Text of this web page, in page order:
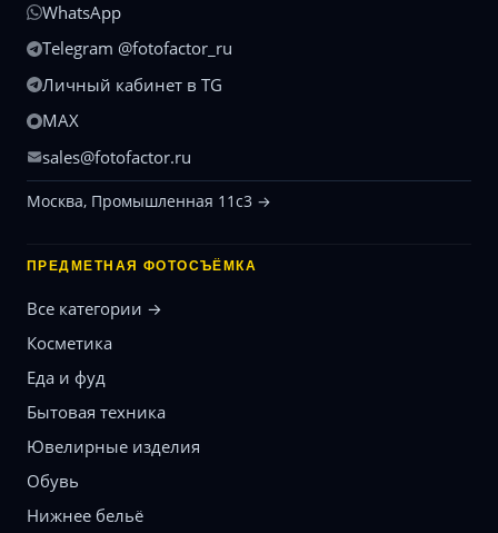
WhatsApp
Telegram @fotofactor_ru
Личный кабинет в TG
MAX
sales@fotofactor.ru
Москва, Промышленная 11с3 →
ПРЕДМЕТНАЯ ФОТОСЪЁМКА
Все категории →
Косметика
Еда и фуд
Бытовая техника
Ювелирные изделия
Обувь
Нижнее бельё